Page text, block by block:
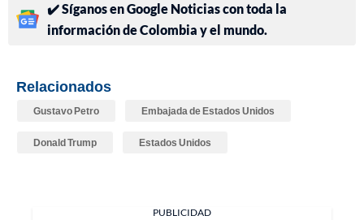
✔️ Síganos en Google Noticias con toda la
información de Colombia y el mundo.
Relacionados
Gustavo Petro Embajada de Estados Unidos
Donald Trump Estados Unidos
PUBLICIDAD